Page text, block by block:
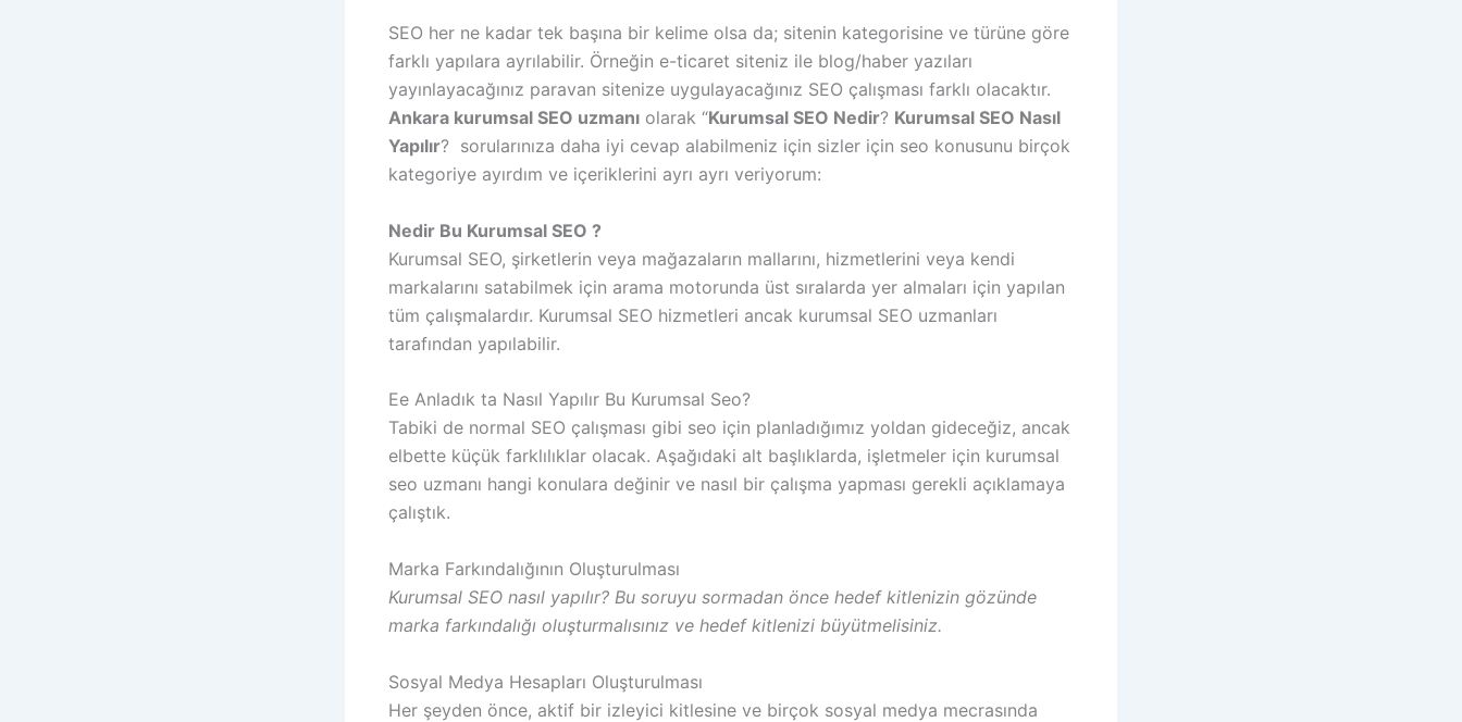
SEO her ne kadar tek başına bir kelime olsa da; sitenin kategorisine ve türüne göre
farklı yapılara ayrılabilir. Örneğin e-ticaret siteniz ile blog/haber yazıları
yayınlayacağınız paravan sitenize uygulayacağınız SEO çalışması farklı olacaktır.
Ankara kurumsal SEO uzmanı olarak “Kurumsal SEO Nedir? Kurumsal SEO Nasıl
Yapılır? sorularınıza daha iyi cevap alabilmeniz için sizler için seo konusunu birçok
kategoriye ayırdım ve içeriklerini ayrı ayrı veriyorum:
Nedir Bu Kurumsal SEO ?
Kurumsal SEO, şirketlerin veya mağazaların mallarını, hizmetlerini veya kendi
markalarını satabilmek için arama motorunda üst sıralarda yer almaları için yapılan
tüm çalışmalardır. Kurumsal SEO hizmetleri ancak kurumsal SEO uzmanları
tarafından yapılabilir.
Ee Anladık ta Nasıl Yapılır Bu Kurumsal Seo?
Tabiki de normal SEO çalışması gibi seo için planladığımız yoldan gideceğiz, ancak
elbette küçük farklılıklar olacak. Aşağıdaki alt başlıklarda, işletmeler için kurumsal
seo uzmanı hangi konulara değinir ve nasıl bir çalışma yapması gerekli açıklamaya
çalıştık.
Marka Farkındalığının Oluşturulması
Kurumsal SEO nasıl yapılır? Bu soruyu sormadan önce hedef kitlenizin gözünde
marka farkındalığı oluşturmalısınız ve hedef kitlenizi büyütmelisiniz.
Sosyal Medya Hesapları Oluşturulması
Her şeyden önce, aktif bir izleyici kitlesine ve birçok sosyal medya mecrasında